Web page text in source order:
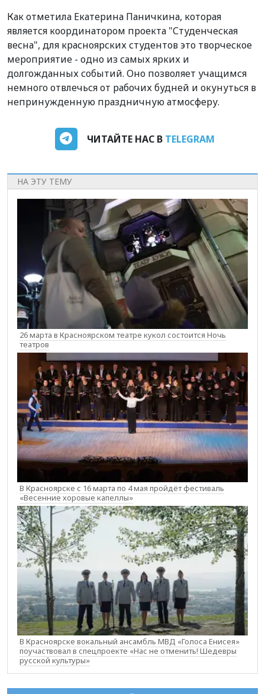
Как отметила Екатерина Паничкина, которая
является координатором проекта "Студенческая
весна", для красноярских студентов это творческое
мероприятие - одно из самых ярких и
долгожданных событий. Оно позволяет учащимся
немного отвлечься от рабочих будней и окунуться в
непринужденную праздничную атмосферу.
ЧИТАЙТЕ НАС В TELEGRAM
НА ЭТУ ТЕМУ
26 марта в Красноярском театре кукол состоится Ночь
театров
В Красноярске с 16 марта по 4 мая пройдёт фестиваль
«Весенние хоровые капеллы»
В Красноярске вокальный ансамбль МВД «Голоса Енисея»
поучаствовал в спецпроекте «Нас не отменить! Шедевры
русской культуры»